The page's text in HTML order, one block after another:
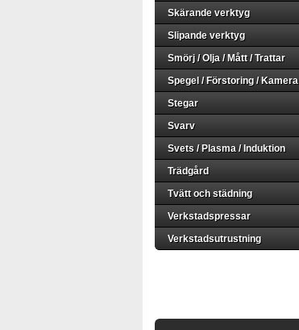
Skärande verktyg
Slipande verktyg
Smörj / Olja / Mått / Trattar
Spegel / Förstoring / Kamera
Stegar
Svarv
Svets / Plasma / Induktion
Trädgård
Tvätt och städning
Verkstadspressar
Verkstadsutrustning